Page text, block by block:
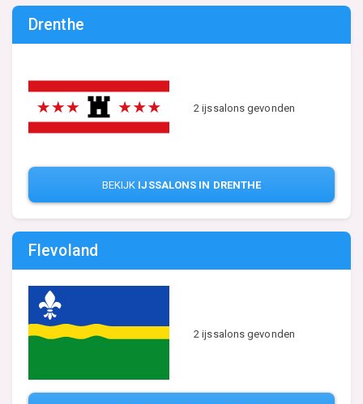
Drenthe
2 ijssalons gevonden
BEKIJK IJSSALONS IN DRENTHE
Flevoland
2 ijssalons gevonden